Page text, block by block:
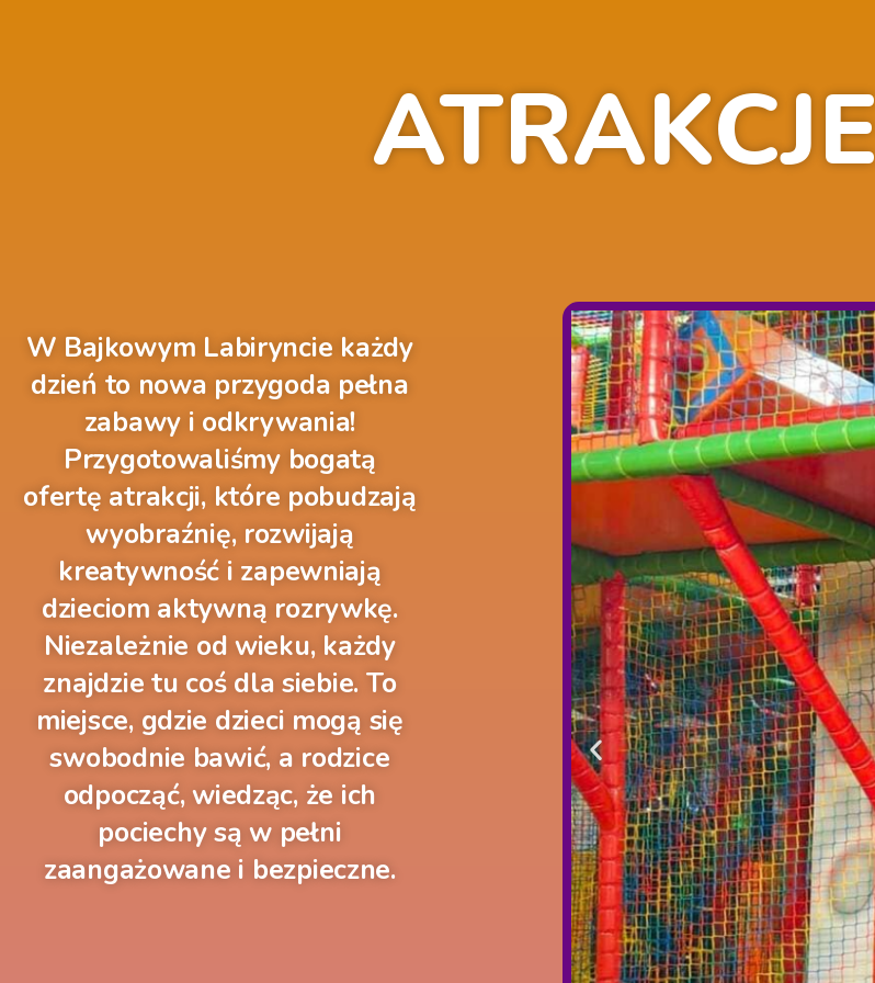
ATRAKCJE
W Bajkowym Labiryncie każdy
dzień to nowa przygoda pełna
zabawy i odkrywania!
Przygotowaliśmy bogatą
ofertę atrakcji, które pobudzają
wyobraźnię, rozwijają
kreatywność i zapewniają
dzieciom aktywną rozrywkę.
Niezależnie od wieku, każdy
znajdzie tu coś dla siebie. To
miejsce, gdzie dzieci mogą się
swobodnie bawić, a rodzice
odpocząć, wiedząc, że ich
pociechy są w pełni
zaangażowane i bezpieczne.